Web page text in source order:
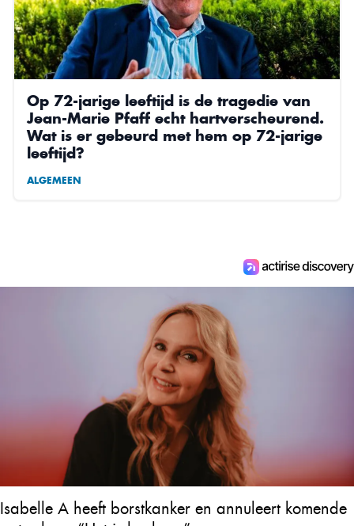
Op 72-jarige leeftijd is de tragedie van
Jean-Marie Pfaff echt hartverscheurend.
Wat is er gebeurd met hem op 72-jarige
leeftijd?
ALGEMEEN
Isabelle A heeft borstkanker en annuleert komende